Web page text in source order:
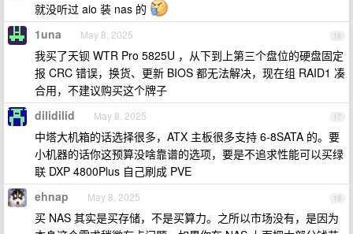
就没听过 aio 装 nas 的
16
1una May 8, 2025
我买了天钡 WTR Pro 5825U ，从下到上第三个盘位的硬盘固定
报 CRC 错误，换货、更新 BIOS 都无法解决，现在组 RAID1 凑
合用，不建议购买这个牌子
17
dilidilid May 8, 2025
中塔大机箱的话选择很多，ATX 主板很多支持 6-8SATA 的。要
小机器的话你这预算没啥靠谱的选项，要是不追求性能可以买绿
联 DXP 4800Plus 自己刷成 PVE
18
ehnap May 8, 2025
买 NAS 其实是买存储，不是买算力。之所以市场没有，是因为